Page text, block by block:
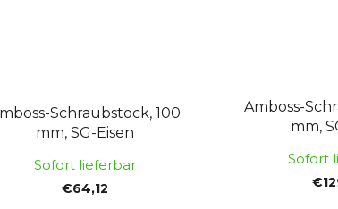
Schraubstock, 100
mm, SG-Eisen
Sofort lieferbar
€64,12
Amboss-
mm,
Sofort